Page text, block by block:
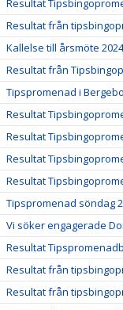
Resultat
Resultat från
Kallelse till årsmöte 2024
Resultat från
Tipspromenad i
Resultat
Resultat
Resultat
Resultat
Tipspromenad söndag
Vi söker engagerade
Resultat
Resultat från
Resultat från